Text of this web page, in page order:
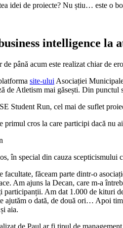
idei de proiecte? Nu știu… este o
intelligence la
până acum este realizat chiar de
site-ului Asociației
de Atletism mai găsești. Din
Student Run, cel mai de suflet
primul cros la care participi dacă nu
în special din cauza scepticismului
facultate, făceam parte dintr-o
Am ajuns la Decan, care m-a
participanții. Am dat 1.000 de kituri
ajutăm o dată, de două ori… Apoi
aia.
de Paul ar fi tipul de